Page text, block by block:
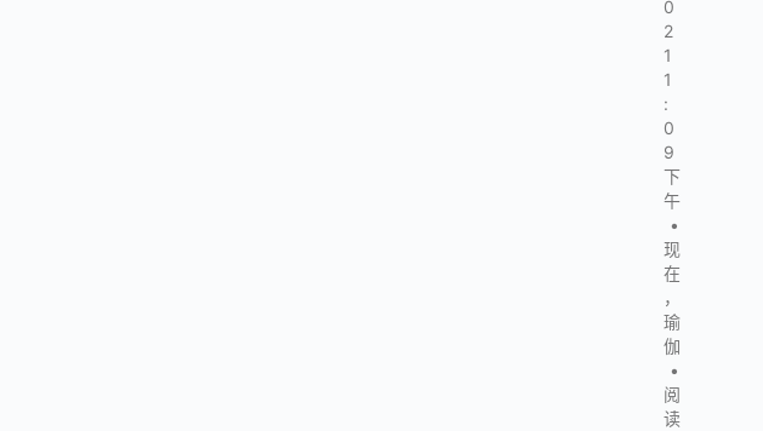
0
2
1
1
:
0
9
下
午
•
现
在
，
瑜
伽
•
阅
读